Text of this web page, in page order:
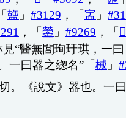
䀇 」 #3129 ，「 㿾 」
，「 鎣 」 #9269 ，「 𨦕
見“醫無閭珣玗琪 ， 一曰
一曰器之緫名”「 械 」
。《說文》器也。一